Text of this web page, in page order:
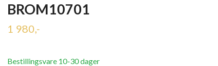
BROM10701
1 980,-
Bestillingsvare 10-30 dager